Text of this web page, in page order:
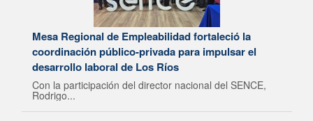
Mesa Regional de Empleabilidad fortaleció la
coordinación público-privada para impulsar el
desarrollo laboral de Los Ríos
Con la participación del director nacional del SENCE,
Rodrigo...